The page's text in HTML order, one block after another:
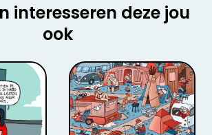
interesseren deze jou
ook